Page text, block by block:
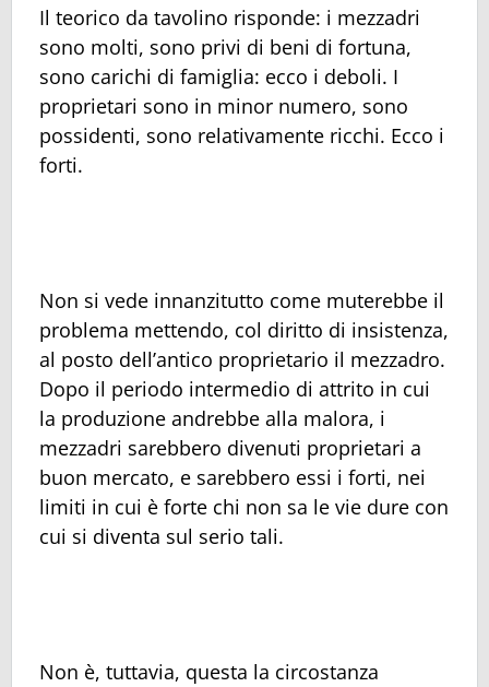
Il teorico da tavolino risponde: i mezzadri
sono molti, sono privi di beni di fortuna,
sono carichi di famiglia: ecco i deboli. I
proprietari sono in minor numero, sono
possidenti, sono relativamente ricchi. Ecco i
forti.
Non si vede innanzitutto come muterebbe il
problema mettendo, col diritto di insistenza,
al posto dell’antico proprietario il mezzadro.
Dopo il periodo intermedio di attrito in cui
la produzione andrebbe alla malora, i
mezzadri sarebbero divenuti proprietari a
buon mercato, e sarebbero essi i forti, nei
limiti in cui è forte chi non sa le vie dure con
cui si diventa sul serio tali.
Non è, tuttavia, questa la circostanza